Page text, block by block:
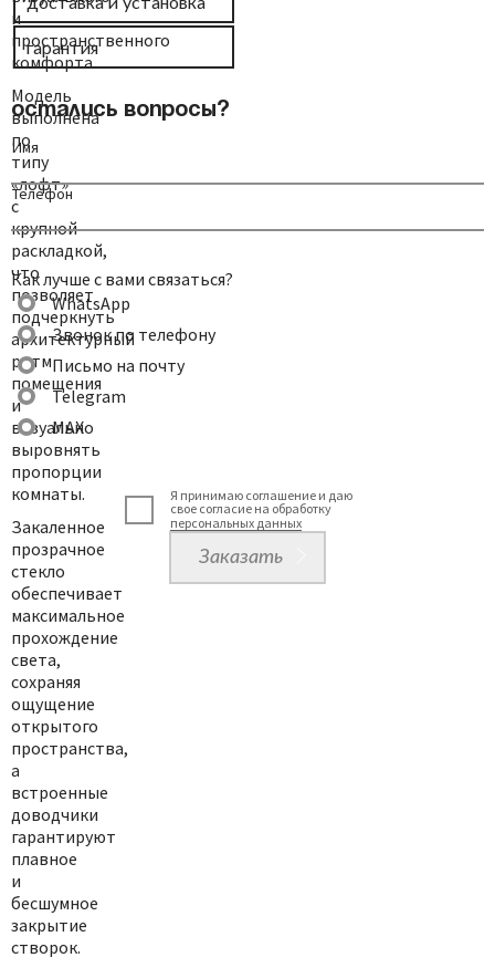
и
пространственного
комфорта.
Модель
выполнена
по
типу
«лофт»
с
крупной
раскладкой,
что
позволяет
подчеркнуть
архитектурный
ритм
помещения
и
визуально
выровнять
пропорции
комнаты.
Закаленное
прозрачное
стекло
обеспечивает
максимальное
прохождение
света,
сохраняя
ощущение
открытого
пространства,
а
встроенные
доводчики
гарантируют
плавное
и
бесшумное
закрытие
створок.
гарантия
Остались вопросы?
Имя
Телефон
Как лучше с вами связаться?
WhatsApp
Звонок по телефону
Письмо на почту
Telegram
MAX
Я принимаю соглашение и даю
свое согласие на обработку
персональных данных
Заказать